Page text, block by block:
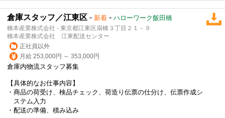
倉庫スタッフ／江東区 - 新着 - ハローワーク飯田橋
橋本産業株式会社 - 東京都江東区扇橋３丁目２１－９
橋本産業株式会社 江東配送センター
正社員以外
月給 253,000円 ～ 353,000円
倉庫内物流スタッフ募集
【具体的なお仕事内容】
・商品の荷受け、検品チェック、荷造り伝票の仕分け、伝票作成シ
ステム入力
・配送の準備、積み込み